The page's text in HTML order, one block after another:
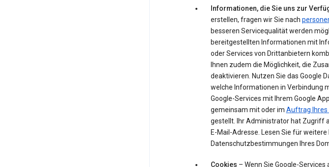
Informationen, die Sie uns zur
erstellen, fragen wir Sie nach
besseren Servicequalität werden
bereitgestellten Informationen mit
oder Services von Drittanbietern
Ihnen zudem die Möglichkeit, die
deaktivieren. Nutzen Sie das Google
welche Informationen in Verbindung
Google-Services mit Ihrem Google
gemeinsam mit oder im Auftrag
gestellt. Ihr Administrator hat Zugriff
E-Mail-Adresse. Lesen Sie für
Datenschutzbestimmungen Ihres
Cookies – Wenn Sie Google-